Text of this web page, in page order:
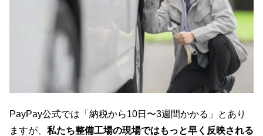
PayPay公式では「納税から10日〜3週間かかる」とあり
ますが、 私たち整備工場の現場ではもっと早く反映される